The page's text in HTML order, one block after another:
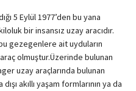
5 Eylül 1977’den bu yana
bir insansız uzay aracıdır.
gezegenlere ait uyduların
olmuştur.Üzerinde bulunan
uzay araçlarında bulunan
akıllı yaşam formlarının ya da